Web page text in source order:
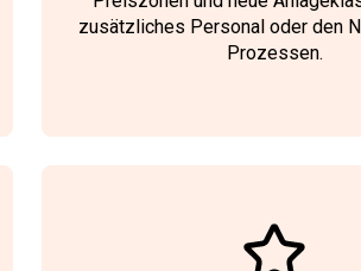
zusätzliches Personal oder den
Prozessen.